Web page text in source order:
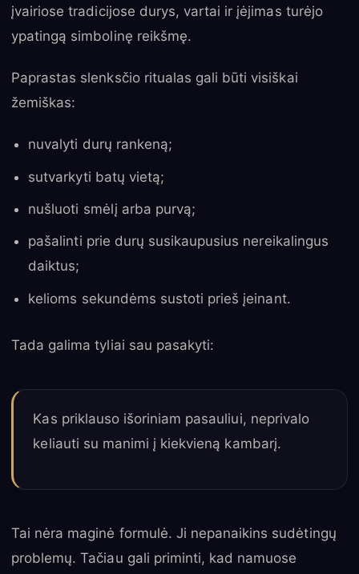
įvairiose tradicijose durys, vartai ir įėjimas turėjo
ypatingą simbolinę reikšmę.
Paprastas slenksčio ritualas gali būti visiškai
žemiškas:
nuvalyti durų rankeną;
sutvarkyti batų vietą;
nušluoti smėlį arba purvą;
pašalinti prie durų susikaupusius nereikalingus
daiktus;
kelioms sekundėms sustoti prieš įeinant.
Tada galima tyliai sau pasakyti:
Kas priklauso išoriniam pasauliui, neprivalo
keliauti su manimi į kiekvieną kambarį.
Tai nėra maginė formulė. Ji nepanaikins sudėtingų
problemų. Tačiau gali priminti, kad namuose